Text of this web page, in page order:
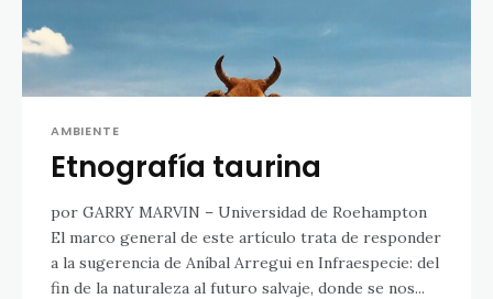
AMBIENTE
Etnografía taurina
por GARRY MARVIN – Universidad de Roehampton
El marco general de este artículo trata de responder
a la sugerencia de Aníbal Arregui en Infraespecie: del
fin de la naturaleza al futuro salvaje, donde se nos...